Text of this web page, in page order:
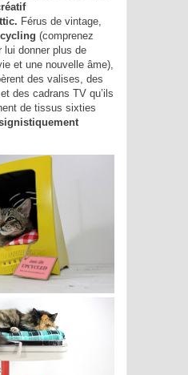
Férus de vintage,
(comprenez
lui donner plus de
et une nouvelle âme),
des valises, des
des cadrans TV qu’ils
de tissus sixties